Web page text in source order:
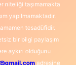
niteliği taşımamakta
yapılmamaktadır.
tesadüfidir.
bir bilgi paylaşım
aykırı olduğunu
adresine